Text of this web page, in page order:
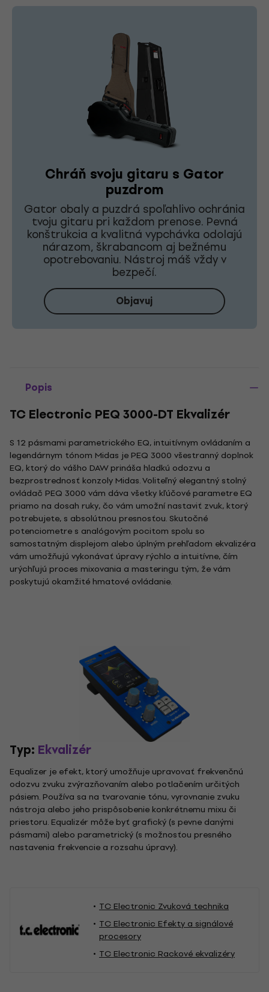
Chráň svoju gitaru s Gator
puzdrom
Gator obaly a puzdrá spoľahlivo ochránia
tvoju gitaru pri každom prenose. Pevná
konštrukcia a kvalitná vypchávka odolajú
nárazom, škrabancom aj bežnému
opotrebovaniu. Nástroj máš vždy v
bezpečí.
Objavuj
Popis
TC Electronic PEQ 3000-DT Ekvalizér
S 12 pásmami parametrického EQ, intuitívnym ovládaním a
legendárnym tónom Midas je PEQ 3000 všestranný doplnok
EQ, ktorý do vášho DAW prináša hladkú odozvu a
bezprostrednosť konzoly Midas. Voliteľný elegantný stolný
ovládač PEQ 3000 vám dáva všetky kľúčové parametre EQ
priamo na dosah ruky, čo vám umožní nastaviť zvuk, ktorý
potrebujete, s absolútnou presnosťou. Skutočné
potenciometre s analógovým pocitom spolu so
samostatným displejom alebo úplným prehľadom ekvalizéra
vám umožňujú vykonávať úpravy rýchlo a intuitívne, čím
urýchľujú proces mixovania a masteringu tým, že vám
poskytujú okamžité hmatové ovládanie.
Typ: Ekvalizér
Equalizer je efekt, ktorý umožňuje upravovať frekvenčnú
odozvu zvuku zvýrazňovaním alebo potlačením určitých
pásiem. Používa sa na tvarovanie tónu, vyrovnanie zvuku
nástroja alebo jeho prispôsobenie konkrétnemu mixu či
priestoru. Equalizér môže byť grafický (s pevne danými
pásmami) alebo parametrický (s možnosťou presného
nastavenia frekvencie a rozsahu úpravy).
TC Electronic Zvuková technika
TC Electronic Efekty a signálové
procesory
TC Electronic Rackové ekvalizéry